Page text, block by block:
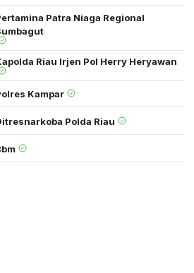
Patra Niaga Regional
Riau Irjen Pol Herry Heryawan
Kampar
Polda Riau